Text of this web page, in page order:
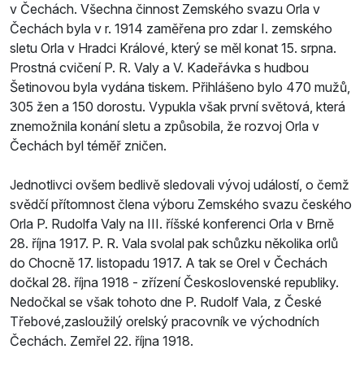
v Čechách. Všechna činnost Zemského svazu Orla v
Čechách byla v r. 1914 zaměřena pro zdar I. zemského
sletu Orla v Hradci Králové, který se měl konat 15. srpna.
Prostná cvičení P. R. Valy a V. Kadeřávka s hudbou
Šetinovou byla vydána tiskem. Přihlášeno bylo 470 mužů,
305 žen a 150 dorostu. Vypukla však první světová, která
znemožnila konání sletu a způsobila, že rozvoj Orla v
Čechách byl téměř zničen.
Jednotlivci ovšem bedlivě sledovali vývoj událostí, o čemž
svědčí přítomnost člena výboru Zemského svazu českého
Orla P. Rudolfa Valy na III. říšské konferenci Orla v Brně
28. října 1917. P. R. Vala svolal pak schůzku několika orlů
do Chocně 17. listopadu 1917. A tak se Orel v Čechách
dočkal 28. října 1918 - zřízení Československé republiky.
Nedočkal se však tohoto dne P. Rudolf Vala, z České
Třebové,zasloužilý orelský pracovník ve východních
Čechách. Zemřel 22. října 1918.